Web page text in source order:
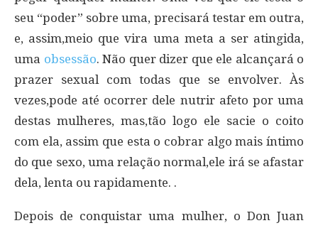
seu “poder” sobre uma, precisará testar em outra,
e, assim,meio que vira uma meta a ser atingida,
uma obsessão. Não quer dizer que ele alcançará o
prazer sexual com todas que se envolver. Às
vezes,pode até ocorrer dele nutrir afeto por uma
destas mulheres, mas,tão logo ele sacie o coito
com ela, assim que esta o cobrar algo mais íntimo
do que sexo, uma relação normal,ele irá se afastar
dela, lenta ou rapidamente. .
Depois de conquistar uma mulher, o Don Juan